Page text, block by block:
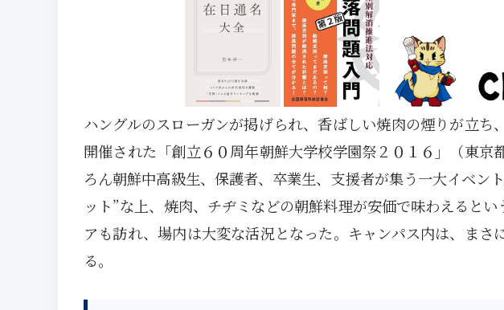
ハングルのスローガンが掲げられ、香ばしい焼肉の煙りが立ち
開催された「創立６０周年朝鮮大学校学園祭２０１６」（東京
ろん朝鮮中高級生、保護者、卒業生、支援者が集う一大イベン
ット”な上、焼肉、チヂミなどの朝鮮料理が安価で味わえると
アも訪れ、場内は大変な活況となった。キャンパス内は、まさ
る。